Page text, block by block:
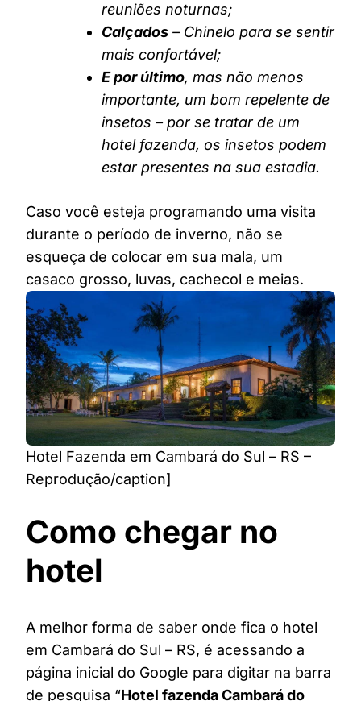
reuniões noturnas;
Calçados – Chinelo para se sentir
mais confortável;
E por último, mas não menos
importante, um bom repelente de
insetos – por se tratar de um
hotel fazenda, os insetos podem
estar presentes na sua estadia.
Caso você esteja programando uma visita
durante o período de inverno, não se
esqueça de colocar em sua mala, um
casaco grosso, luvas, cachecol e meias.
Hotel Fazenda em Cambará do Sul – RS –
Reprodução/caption]
Como chegar no
hotel
A melhor forma de saber onde fica o hotel
em Cambará do Sul – RS, é acessando a
página inicial do Google para digitar na barra
de pesquisa “Hotel fazenda Cambará do